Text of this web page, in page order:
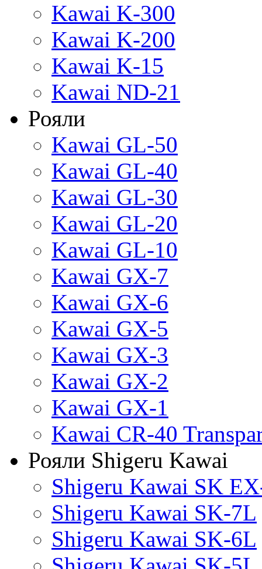
Kawai K-300
Kawai K-200
Kawai K-15
Kawai ND-21
Рояли
Kawai GL-50
Kawai GL-40
Kawai GL-30
Kawai GL-20
Kawai GL-10
Kawai GX-7
Kawai GX-6
Kawai GX-5
Kawai GX-3
Kawai GX-2
Kawai GX-1
Kawai CR-40
Рояли Shigeru Kawai
Shigeru Kawai SK
Shigeru Kawai SK-7L
Shigeru Kawai SK-6L